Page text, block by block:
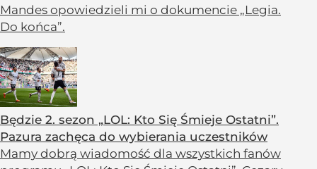
Mandes opowiedzieli mi o dokumencie „Legia.
Do końca”.
Będzie 2. sezon „LOL: Kto Się Śmieje Ostatni”.
Pazura zachęca do wybierania uczestników
Mamy dobrą wiadomość dla wszystkich fanów